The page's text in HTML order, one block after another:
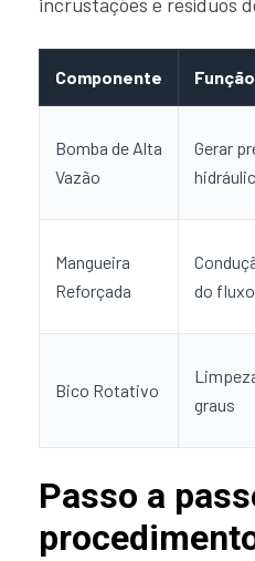
Componente
Bomba de Alta
Vazão
Gerar
Mangueira
Reforçada
do fluxo
Bico Rotativo
graus
Passo a